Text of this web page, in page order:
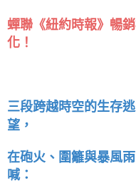
蟬聯《紐約時報》暢
化！
三段跨越時空的生存
望，
在砲火、圍籬與暴風
喊：